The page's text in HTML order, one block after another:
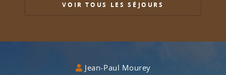
VOIR TOUS LES SÉJOURS
Jean-Paul Mourey